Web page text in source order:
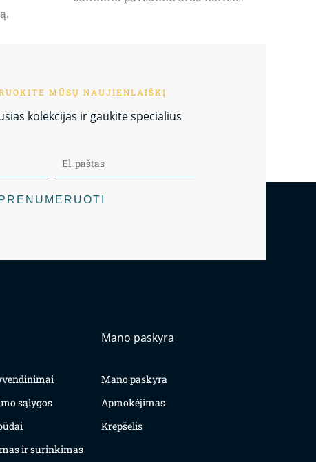
MŪSŲ NAUJIENLAIŠKĮ
kolekcijas ir gaukite specialius
PRENUMERUOTI
sąlygos
ir surinkimas
Mano paskyra
Mano paskyra
Apmokėjimas
Krepšelis